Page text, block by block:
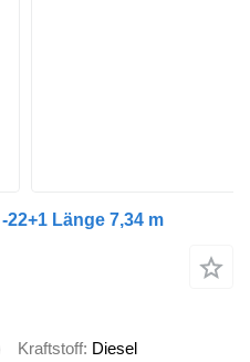
22+1 Länge 7,34 m
Kraftstoff Diesel